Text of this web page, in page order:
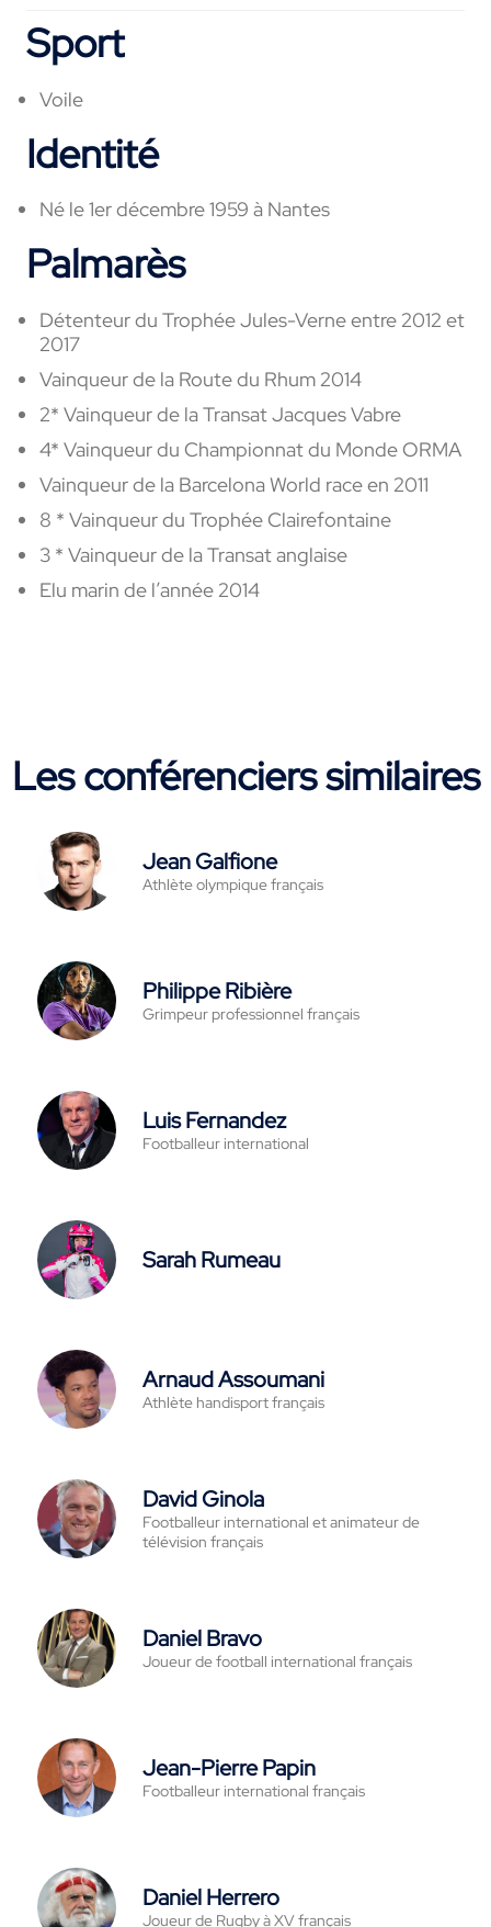
Sport
Voile
Identité
Né le 1er décembre 1959 à Nantes
Palmarès
Détenteur du Trophée Jules-Verne entre 2012 et
2017
Vainqueur de la Route du Rhum 2014
2* Vainqueur de la Transat Jacques Vabre
4* Vainqueur du Championnat du Monde ORMA
Vainqueur de la Barcelona World race en 2011
8 * Vainqueur du Trophée Clairefontaine
3 * Vainqueur de la Transat anglaise
Elu marin de l’année 2014
Les conférenciers similaires
Jean Galfione
Athlète olympique français
Philippe Ribière
Grimpeur professionnel français
Luis Fernandez
Footballeur international
Sarah Rumeau
Arnaud Assoumani
Athlète handisport français
David Ginola
Footballeur international et animateur de
télévision français
Daniel Bravo
Joueur de football international français
Jean-Pierre Papin
Footballeur international français
Daniel Herrero
Joueur de Rugby à XV français